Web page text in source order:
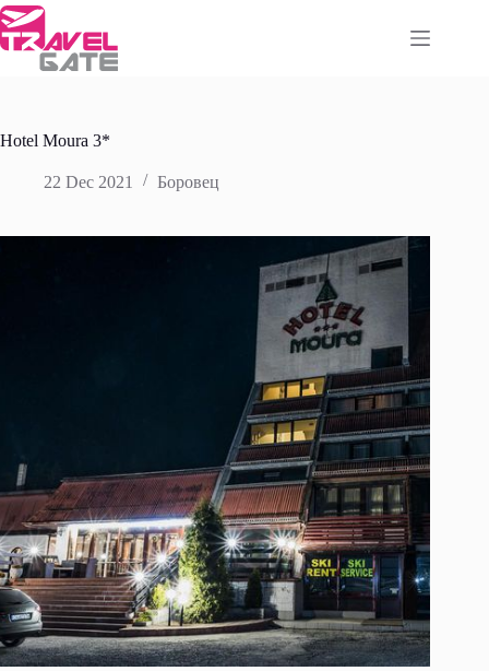
Skip
to
content
Hotel Moura 3*
22 Dec 2021 Боровец